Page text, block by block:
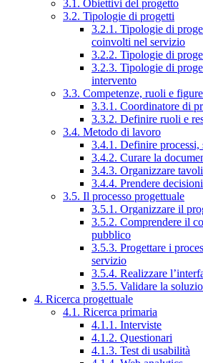
3.1. Obiettivi del progetto
3.2. Tipologie di progetti
3.2.1. Tipologie di
coinvolti nel servizio
3.2.2. Tipologie di
3.2.3. Tipologie di
intervento
3.3. Competenze, ruoli e
3.3.1. Coordinatore di
3.3.2. Definire ruoli e
3.4. Metodo di lavoro
3.4.1. Definire processi,
3.4.2. Curare la
3.4.3. Organizzare
3.4.4. Prendere decisioni
3.5. Il processo progettuale
3.5.1. Organizzare il
3.5.2. Comprendere il
pubblico
3.5.3. Progettare i
servizio
3.5.4. Realizzare
3.5.5. Validare la
4. Ricerca progettuale
4.1. Ricerca primaria
4.1.1. Interviste
4.1.2. Questionari
4.1.3. Test di usabilità